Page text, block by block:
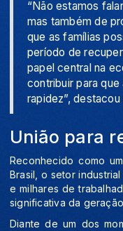
“Não estamos
mas também de
que as famílias
período de
papel central na
contribuir para
rapidez”,
União para
Reconhecido como
Brasil, o setor
e milhares de
significativa da
Diante de um dos